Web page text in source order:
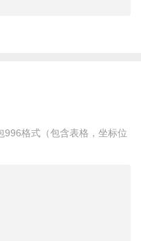
格式（包含表格，坐标位